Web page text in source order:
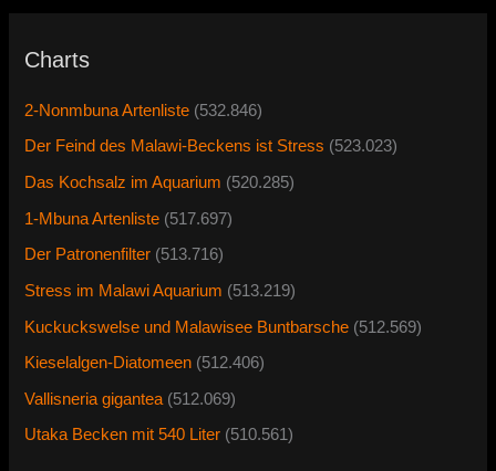
Charts
2-Nonmbuna Artenliste (532.846)
Der Feind des Malawi-Beckens ist Stress (523.023)
Das Kochsalz im Aquarium (520.285)
1-Mbuna Artenliste (517.697)
Der Patronenfilter (513.716)
Stress im Malawi Aquarium (513.219)
Kuckuckswelse und Malawisee Buntbarsche (512.569)
Kieselalgen-Diatomeen (512.406)
Vallisneria gigantea (512.069)
Utaka Becken mit 540 Liter (510.561)